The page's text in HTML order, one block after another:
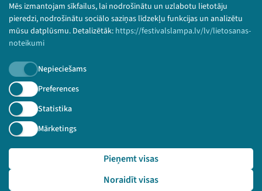
Mēs izmantojam sīkfailus, lai nodrošinātu un uzlabotu lietotāju
pieredzi, nodrošinātu sociālo saziņas līdzekļu funkcijas un analizētu
mūsu datplūsmu. Detalizētāk: https://festivalslampa.lv/lv/lietosanas-
noteikumi
Nepieciešams
Preferences
Statistika
Mārketings
Noraidīt visas
Pieņemt visas
Piesakies jaunumiem!
Nepalaid garām aktuālāko informāciju!
Pieteikties
🔗 https://festivalslampa.lv/lv/video-arhivs/1776?sp
s%20ugunskurs%E2%80%9D%20atbalsta%20fonds&speaker_id